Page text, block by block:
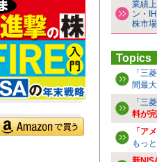
業績
ン・
株市
Topics
「三
間最
「三
料が
「ア
もっ